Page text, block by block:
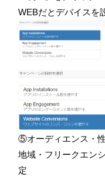
WEBだとデバイスを
⑤オーディエンス・
地域・フリークエン
定